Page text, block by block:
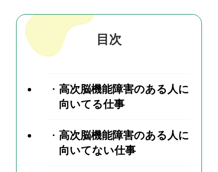
目次
高次脳機能障害のある人に
向いてる仕事
高次脳機能障害のある人に
向いてない仕事